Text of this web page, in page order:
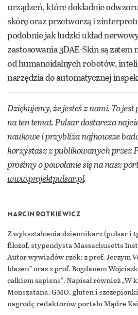
urządzeń, które dokładnie
skórę oraz przetworzą i
podobnie jak ludzki układ
zastosowania 3DAE-Skin są zatem
od humanoidalnych robotów,
narzędzia do automatycznej
Dziękujemy, że jesteś z nami. To
na ten temat. Pulsar dostarcza
naukowe i przybliża najnowsze
korzystasz z publikowanych przez
prosimy o powołanie się na nasz
www.projektpulsar.pl.
MARCIN ROTKIEWICZ
Z wykształcenia dziennikarz (pulsar i
filozof, stypendysta Massachusetts
Autor wywiadów rzek: z prof. Jerzym
błazen” oraz z prof. Bogdanem
całkiem sapiens”. Napisał również „W
Monszatana. GMO, gluten i
nagrodę redaktorów portalu Mądre